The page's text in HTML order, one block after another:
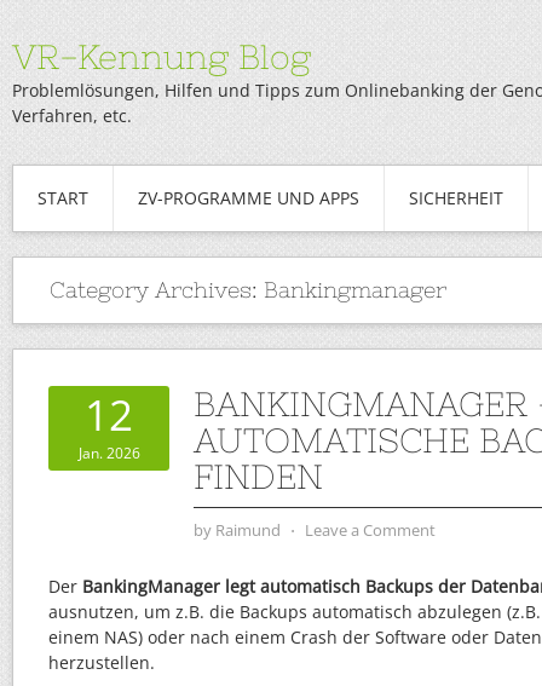
VR-Kennung Blog
Problemlösungen, Hilfen und Tipps zum Onlinebanking der
Verfahren, etc.
START ZV-PROGRAMME UND APPS SICHERHEIT
Category Archives: Bankingmanager
12
Jan. 2026
BANKINGMANAGER
AUTOMATISCHE
FINDEN
by Raimund ⋅ Leave a Comment
Der BankingManager legt automatisch Backups der
ausnutzen, um z.B. die Backups automatisch abzulegen
einem NAS) oder nach einem Crash der Software oder
herzustellen.